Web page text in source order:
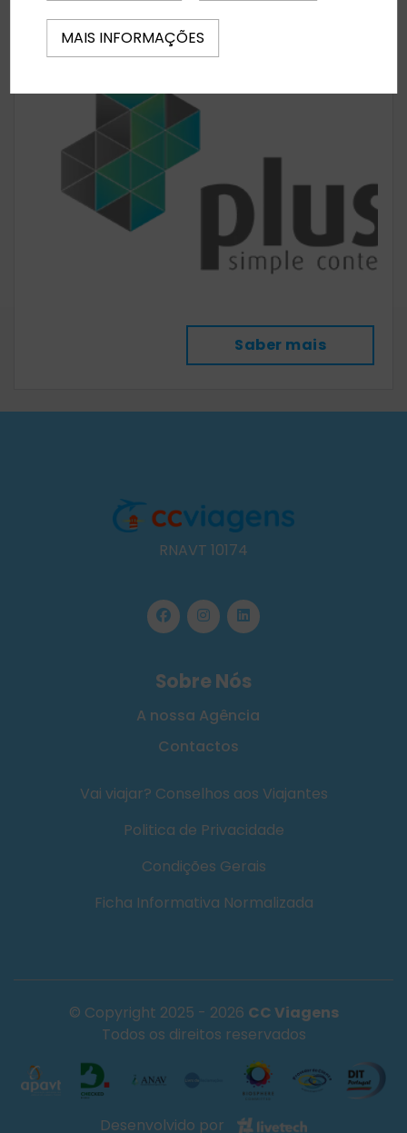
Saber mais
RNAVT 10174
Sobre Nós
A nossa Agência
Contactos
Vai viajar? Conselhos aos Viajantes
Politica de Privacidade
Condições Gerais
Ficha Informativa Normalizada
© Copyright 2025 - 2026 CC Viagens
Todos os direitos reservados
Desenvolvido por
MAIS INFORMAÇÕES